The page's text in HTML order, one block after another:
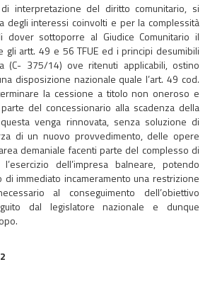
interpretazione del diritto comunitario, si
degli interessi coinvolti e per la complessità
sottoporre al Giudice Comunitario il
gli artt. 49 e 56 TFUE ed i principi desumibili
(C- 375/14) ove ritenuti applicabili, ostino
disposizione nazionale quale l’art. 49 cod.
la cessione a titolo non oneroso e
del concessionario alla scadenza della
venga rinnovata, senza soluzione di
di un nuovo provvedimento, delle opere
demaniale facenti parte del complesso di
dell’impresa balneare, potendo
immediato incameramento una restrizione
al conseguimento dell’obiettivo
dal legislatore nazionale e dunque